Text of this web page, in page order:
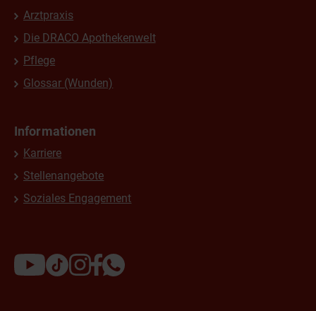
Arztpraxis
Die DRACO Apothekenwelt
Pflege
Glossar (Wunden)
Informationen
Karriere
Stellenangebote
Soziales Engagement